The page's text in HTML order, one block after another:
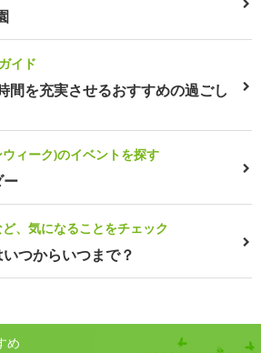
イド
間を充実させるおすすめの過ごし
ィーク)のイベントを探す
ー
、気になることをチェック
つからいつまで？
め